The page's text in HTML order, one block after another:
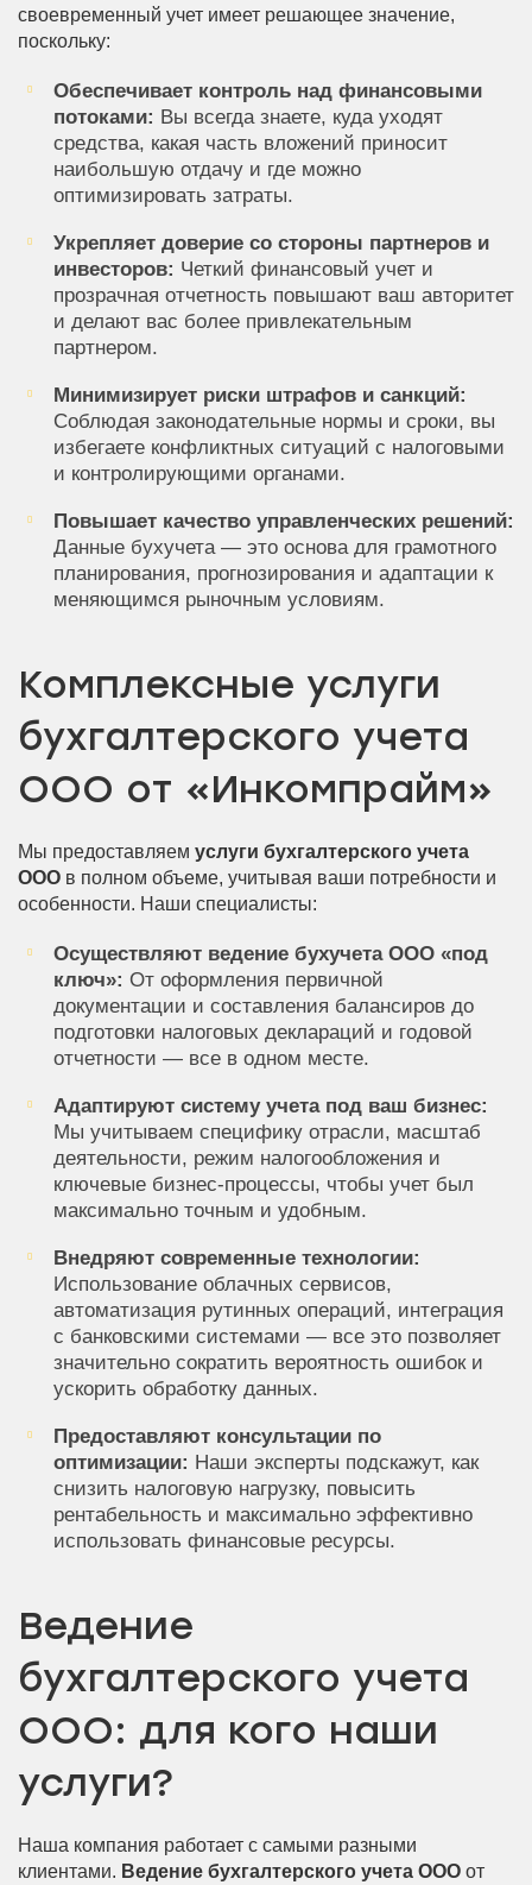
своевременный учет имеет решающее значение,
поскольку:
Обеспечивает контроль над финансовыми
потоками: Вы всегда знаете, куда уходят
средства, какая часть вложений приносит
наибольшую отдачу и где можно
оптимизировать затраты.
Укрепляет доверие со стороны партнеров и
инвесторов: Четкий финансовый учет и
прозрачная отчетность повышают ваш авторитет
и делают вас более привлекательным
партнером.
Минимизирует риски штрафов и санкций:
Соблюдая законодательные нормы и сроки, вы
избегаете конфликтных ситуаций с налоговыми
и контролирующими органами.
Повышает качество управленческих решений:
Данные бухучета — это основа для грамотного
планирования, прогнозирования и адаптации к
меняющимся рыночным условиям.
Комплексные услуги
бухгалтерского учета
ООО от «Инкомпрайм»
Мы предоставляем услуги бухгалтерского учета
ООО в полном объеме, учитывая ваши потребности и
особенности. Наши специалисты:
Осуществляют ведение бухучета ООО «под
ключ»: От оформления первичной
документации и составления балансиров до
подготовки налоговых деклараций и годовой
отчетности — все в одном месте.
Адаптируют систему учета под ваш бизнес:
Мы учитываем специфику отрасли, масштаб
деятельности, режим налогообложения и
ключевые бизнес-процессы, чтобы учет был
максимально точным и удобным.
Внедряют современные технологии:
Использование облачных сервисов,
автоматизация рутинных операций, интеграция
с банковскими системами — все это позволяет
значительно сократить вероятность ошибок и
ускорить обработку данных.
Предоставляют консультации по
оптимизации: Наши эксперты подскажут, как
снизить налоговую нагрузку, повысить
рентабельность и максимально эффективно
использовать финансовые ресурсы.
Ведение
бухгалтерского учета
ООО: для кого наши
услуги?
Наша компания работает с самыми разными
клиентами. Ведение бухгалтерского учета ООО от